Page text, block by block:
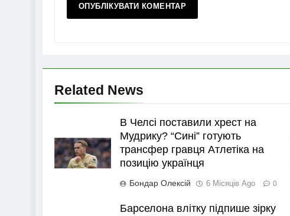
Related News
В Челсі поставили хрест на
Мудрику? “Сині” готують
трансфер гравця Атлетіка на
позицію українця
Бондар Олексій 6 Місяців Ago 0
Барселона влітку підпише зірку